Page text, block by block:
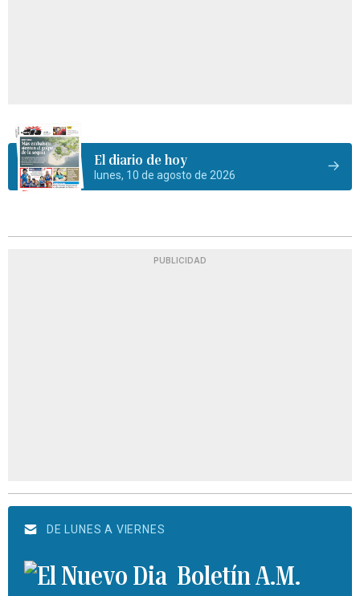
El diario de hoy
lunes, 10 de agosto de 2026
PUBLICIDAD
DE LUNES A VIERNES
Boletín A.M.